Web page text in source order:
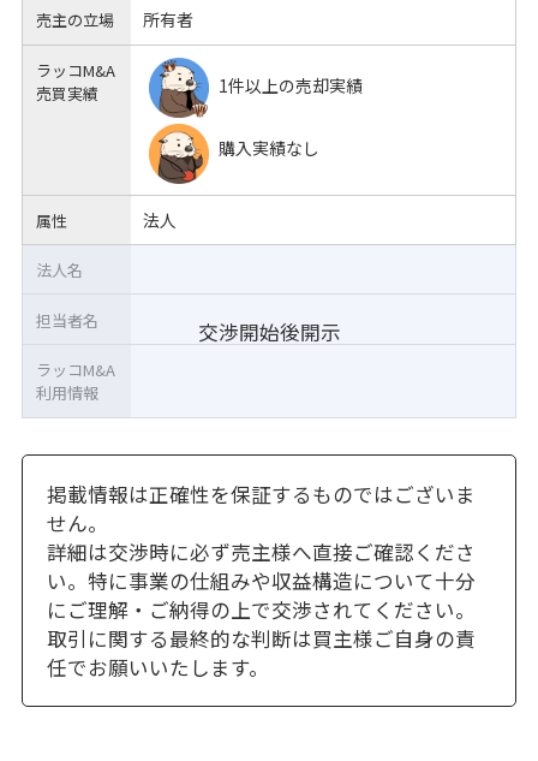
売主の立場 所有者
ラッコM&A
売買実績
1件以上の売却実績
購入実績なし
属性 法人
交渉開始後開示
法人名
担当者名
ラッコM&A
利用情報
掲載情報は正確性を保証するものではございま
せん。
詳細は交渉時に必ず売主様へ直接ご確認くださ
い。特に事業の仕組みや収益構造について十分
にご理解・ご納得の上で交渉されてください。
取引に関する最終的な判断は買主様ご自身の責
任でお願いいたします。